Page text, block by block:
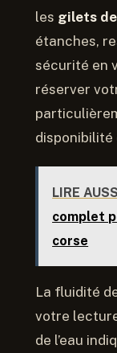
les gilets
étanches,
sécurité en
réserver
disponibilité
LIRE
complet
corse
La fluidité
votre
de l’eau